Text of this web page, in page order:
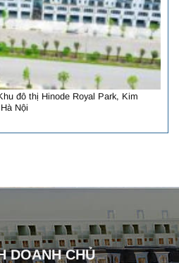
đô thị Hinode Royal Park, Kim
Nội
DOANH CHỦ